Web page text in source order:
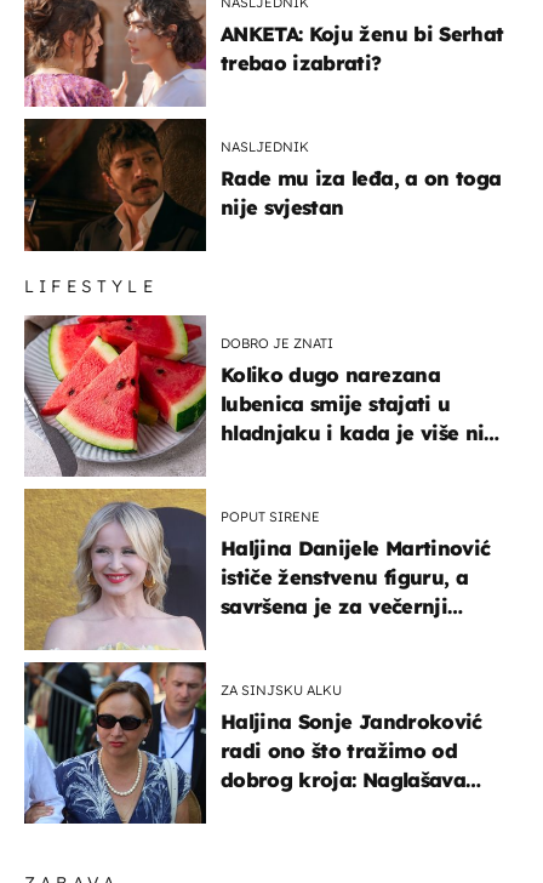
ANKETA: Koju ženu bi Serhat
trebao izabrati?
NASLJEDNIK
Rade mu iza leđa, a on toga
nije svjestan
LIFESTYLE
DOBRO JE ZNATI
Koliko dugo narezana
lubenica smije stajati u
hladnjaku i kada je više nije
POPUT SIRENE
Haljina Danijele Martinović
ističe ženstvenu figuru, a
savršena je za večernji
ZA SINJSKU ALKU
Haljina Sonje Jandroković
radi ono što tražimo od
dobrog kroja: Naglašava